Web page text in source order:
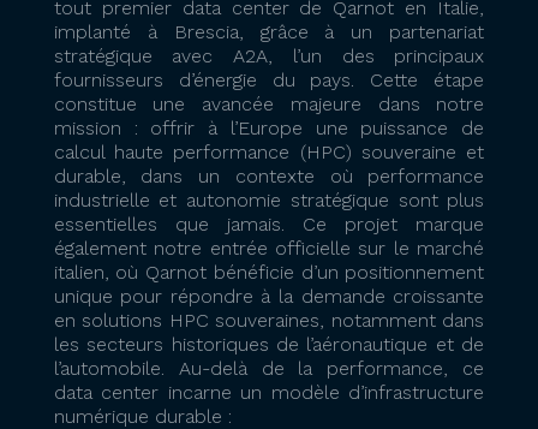
tout premier data center de Qarnot en Italie,
implanté à Brescia, grâce à un partenariat
stratégique avec A2A, l’un des principaux
fournisseurs d’énergie du pays. Cette étape
constitue une avancée majeure dans notre
mission : offrir à l’Europe une puissance de
calcul haute performance (HPC) souveraine et
durable, dans un contexte où performance
industrielle et autonomie stratégique sont plus
essentielles que jamais. Ce projet marque
également notre entrée officielle sur le marché
italien, où Qarnot bénéficie d’un positionnement
unique pour répondre à la demande croissante
en solutions HPC souveraines, notamment dans
les secteurs historiques de l’aéronautique et de
l’automobile. Au-delà de la performance, ce
data center incarne un modèle d’infrastructure
numérique durable :